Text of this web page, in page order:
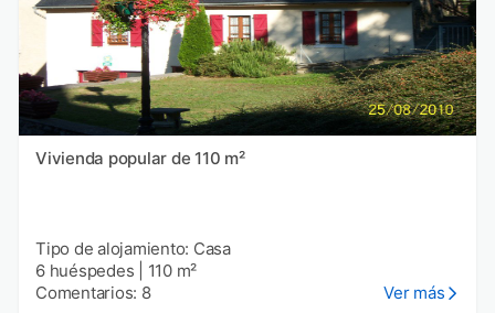
Vivienda popular de 110 m²
Tipo de alojamiento: Casa
6 huéspedes
110 m²
Comentarios: 8
Ver más